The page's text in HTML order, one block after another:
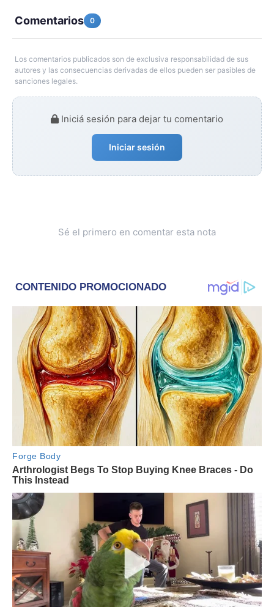
Comentarios 0
Los comentarios publicados son de exclusiva responsabilidad de sus
autores y las consecuencias derivadas de ellos pueden ser pasibles de
sanciones legales.
Iniciá sesión para dejar tu comentario
Iniciar sesión
Sé el primero en comentar esta nota